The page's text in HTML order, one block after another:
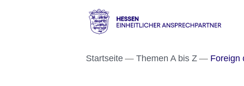
Direkt zum Kopf der Seite
Direkt zum Inhalt
Direkt zum Fuß der Seite
-
Einheitlicher
Startseite Themen A bis Z Foreign